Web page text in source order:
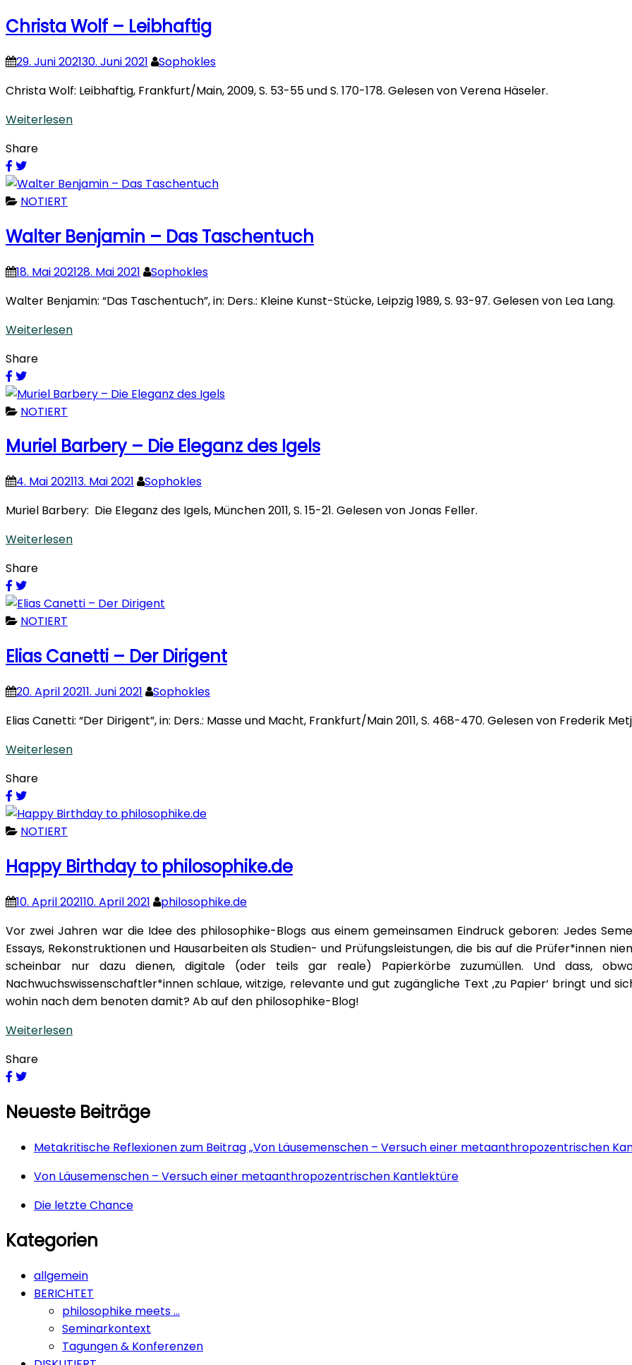
Christa Wolf – Leibhaftig
29. Juni 202130. Juni 2021
Sophokles
Christa Wolf: Leibhaftig, Frankfurt/Main, 2009, S. 53-55 und S. 170-178. Gelesen von Verena Häseler.
Weiterlesen
Share
NOTIERT
Walter Benjamin – Das Taschentuch
18. Mai 202128. Mai 2021
Sophokles
Walter Benjamin: “Das Taschentuch”, in: Ders.: Kleine Kunst-Stücke, Leipzig 1989, S. 93-97. Gelesen von Lea Lang.
Weiterlesen
Share
NOTIERT
Muriel Barbery – Die Eleganz des Igels
4. Mai 202113. Mai 2021
Sophokles
Muriel Barbery: Die Eleganz des Igels, München 2011, S. 15-21. Gelesen von Jonas Feller.
Weiterlesen
Share
NOTIERT
Elias Canetti – Der Dirigent
20. April 20211. Juni 2021
Sophokles
Elias Canetti: “Der Dirigent”, in: Ders.: Masse und Macht, Frankfurt/Main 2011, S. 468-470. Gelesen von Frederik
Weiterlesen
Share
NOTIERT
Happy Birthday to philosophike.de
10. April 202110. April 2021
philosophike.de
Vor zwei Jahren war die Idee des philosophike-Blogs aus einem gemeinsamen Eindruck geboren: Jedes
Essays, Rekonstruktionen und Hausarbeiten als Studien- und Prüfungsleistungen, die bis auf die Prüfer*innen
scheinbar nur dazu dienen, digitale (oder teils gar reale) Papierkörbe zuzumüllen. Und dass,
Nachwuchswissenschaftler*innen schlaue, witzige, relevante und gut zugängliche Text ‚zu Papier‘ bringt und
wohin nach dem benoten damit? Ab auf den philosophike-Blog!
Weiterlesen
Share
Neueste Beiträge
Metakritische Reflexionen zum Beitrag „Von Läusemenschen – Versuch einer metaanthropozentrischen
Von Läusemenschen – Versuch einer metaanthropozentrischen Kantlektüre
Die letzte Chance
Kategorien
allgemein
BERICHTET
philosophike meets …
Seminarkontext
Tagungen & Konferenzen